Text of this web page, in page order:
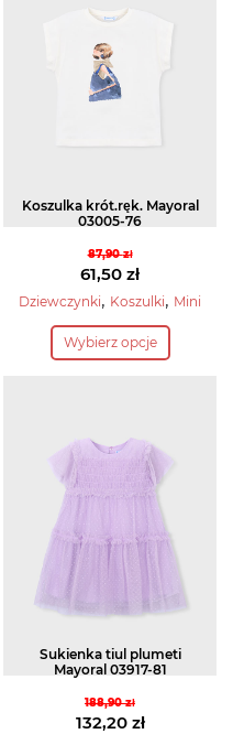
Opcje
można
wybrać
na
Koszulka krót.ręk. Mayoral
03005-76
87,90zł
Pierwotna
cena
wynosiła:
87,90 zł.
61,50 zł
Aktualna
cena
wynosi:
Dziewczynki, Koszulki, Mini
Wybierz opcje
Ten
produkt
wariantów.
Opcje
można
wybrać
na
stronie
produktu
Sukienka tiul plumeti
Mayoral 03917-81
188,90zł
Pierwotna
132,20 zł